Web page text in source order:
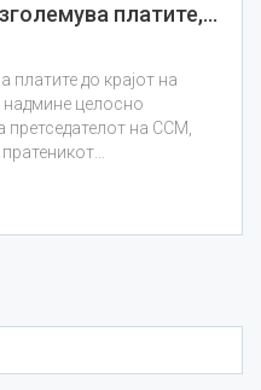
платите,…
до крајот на
надмине целосно
претседателот на ССМ,